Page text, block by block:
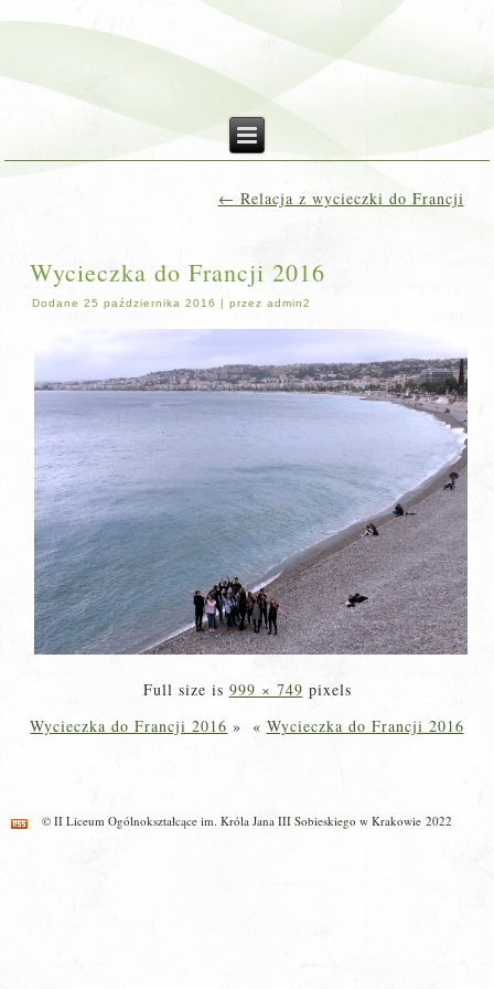
← Relacja z wycieczki do Francji
Wycieczka do Francji 2016
Dodane 25 października 2016 |przez admin2
Full size is 999 × 749 pixels
Wycieczka do Francji 2016 » « Wycieczka do Francji 2016
© II Liceum Ogólnokształcące im. Króla Jana III Sobieskiego w Krakowie 2022